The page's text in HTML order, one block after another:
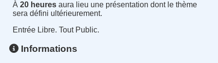
À 20 heuresaura lieu une présentation dont le thème
sera défini ultérieurement.
Entrée Libre. Tout Public.
Informations